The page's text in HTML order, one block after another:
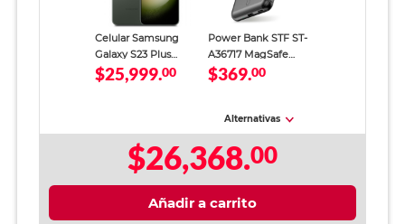
Celular Samsung
Galaxy S23 Plus
256GB 8GB RAM
$25,999.00
Power Bank STF ST-
A36717 MagSafe
5000 mAh
$369.00
Alternativas
$26,368.00
Añadir a carrito